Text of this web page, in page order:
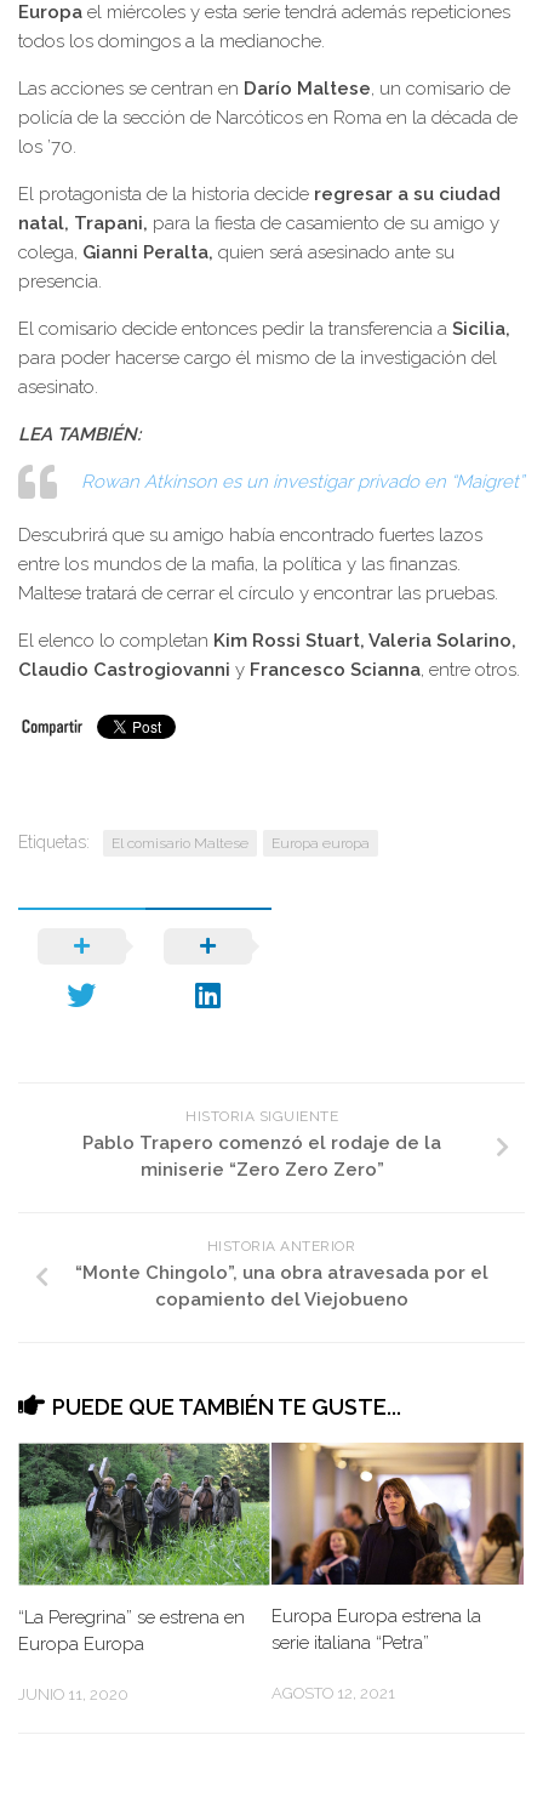
Europa el miércoles y esta serie tendrá además repeticiones
todos los domingos a la medianoche.
Las acciones se centran en Darío Maltese, un comisario de
policía de la sección de Narcóticos en Roma en la década de
los ’70.
El protagonista de la historia decide regresar a su ciudad
natal, Trapani, para la fiesta de casamiento de su amigo y
colega, Gianni Peralta, quien será asesinado ante su
presencia.
El comisario decide entonces pedir la transferencia a Sicilia,
para poder hacerse cargo él mismo de la investigación del
asesinato.
LEA TAMBIÉN:
Rowan Atkinson es un investigar privado en “Maigret”
Descubrirá que su amigo había encontrado fuertes lazos
entre los mundos de la mafia, la política y las finanzas.
Maltese tratará de cerrar el círculo y encontrar las pruebas.
El elenco lo completan Kim Rossi Stuart, Valeria Solarino,
Claudio Castrogiovanni y Francesco Scianna, entre otros.
Etiquetas: El comisario Maltese Europa europa
HISTORIA SIGUIENTE
Pablo Trapero comenzó el rodaje de la
miniserie “Zero Zero Zero”
HISTORIA ANTERIOR
“Monte Chingolo”, una obra atravesada por el
copamiento del Viejobueno
PUEDE QUE TAMBIÉN TE GUSTE...
“La Peregrina” se estrena en
Europa Europa
JUNIO 11, 2020
Europa Europa estrena la
serie italiana “Petra”
AGOSTO 12, 2021